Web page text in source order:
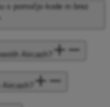
s pomočjo kode in brez
Aircash?